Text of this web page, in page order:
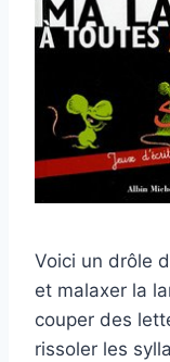
Voici un drôle
et malaxer la
couper des
rissoler les